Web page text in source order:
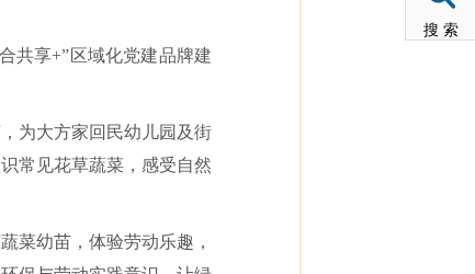
共享+”区域化党建品牌建
为大方家回民幼儿园及街
常见花草蔬菜，感受自然
菜幼苗，体验劳动乐趣，
搜 索